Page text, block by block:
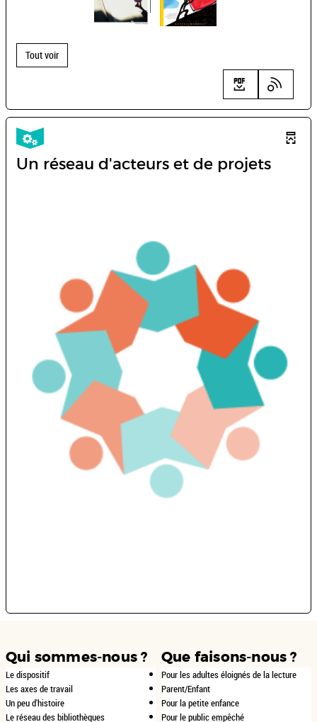
Tout voir
Un réseau d'acteurs et de projets
Qui sommes-nous ?
Le dispositif
Les axes de travail
Un peu d'histoire
Le réseau des bibliothèques
Que faisons-nous ?
Pour les adultes éloignés de la lecture
Parent/Enfant
Pour la petite enfance
Pour le public empêché